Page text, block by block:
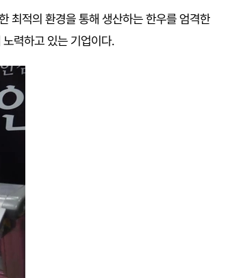
최적의 환경을 통해 생산하는 한우를 엄격한
력하고 있는 기업이다.